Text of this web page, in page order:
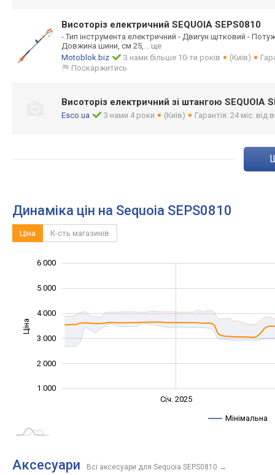
Висоторіз електричний SEQUOIA SEPS0810
- Тип інструмента електричний - Двигун щітковий -
Довжина шини, см 25,... ще
Motoblok.biz
З нами більше 10-ти років (Київ)
Поскаржитись
Висоторіз електричний зі штангою SEQUOIA
Esco.ua З нами 4 роки (Київ) Гарантія: 24 міс. від
Динаміка цін на Sequoia SEPS0810
Ціна К-сть магазинів
Ціна
1 000
2 000
3 000
4 000
6 000
5 000
Січ. 2025
Мінімальна
Аксесуари Всі аксесуари для Sequoia SEPS0810 →